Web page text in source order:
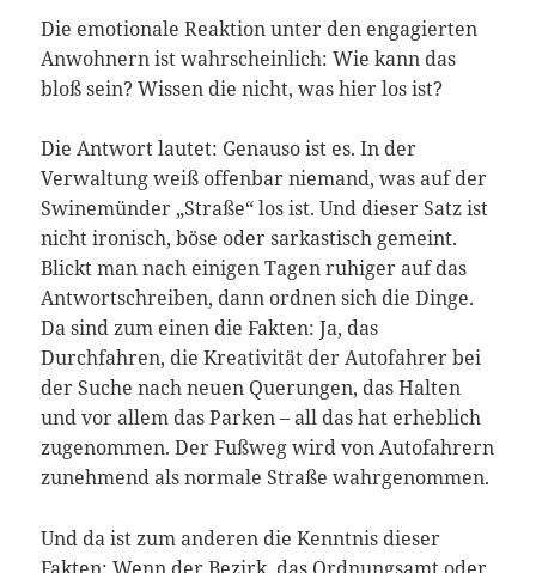
Die emotionale Reaktion unter den engagierten
Anwohnern ist wahrscheinlich: Wie kann das
bloß sein? Wissen die nicht, was hier los ist?
Die Antwort lautet: Genauso ist es. In der
Verwaltung weiß offenbar niemand, was auf der
Swinemünder „Straße“ los ist. Und dieser Satz ist
nicht ironisch, böse oder sarkastisch gemeint.
Blickt man nach einigen Tagen ruhiger auf das
Antwortschreiben, dann ordnen sich die Dinge.
Da sind zum einen die Fakten: Ja, das
Durchfahren, die Kreativität der Autofahrer bei
der Suche nach neuen Querungen, das Halten
und vor allem das Parken – all das hat erheblich
zugenommen. Der Fußweg wird von Autofahrern
zunehmend als normale Straße wahrgenommen.
Und da ist zum anderen die Kenntnis dieser